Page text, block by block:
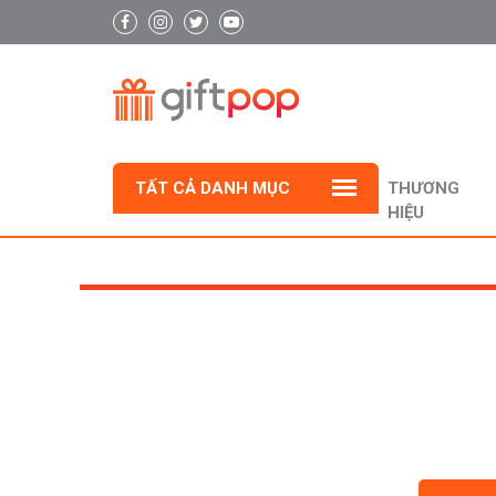
TẤT CẢ DANH MỤC
THƯƠNG
HIỆU